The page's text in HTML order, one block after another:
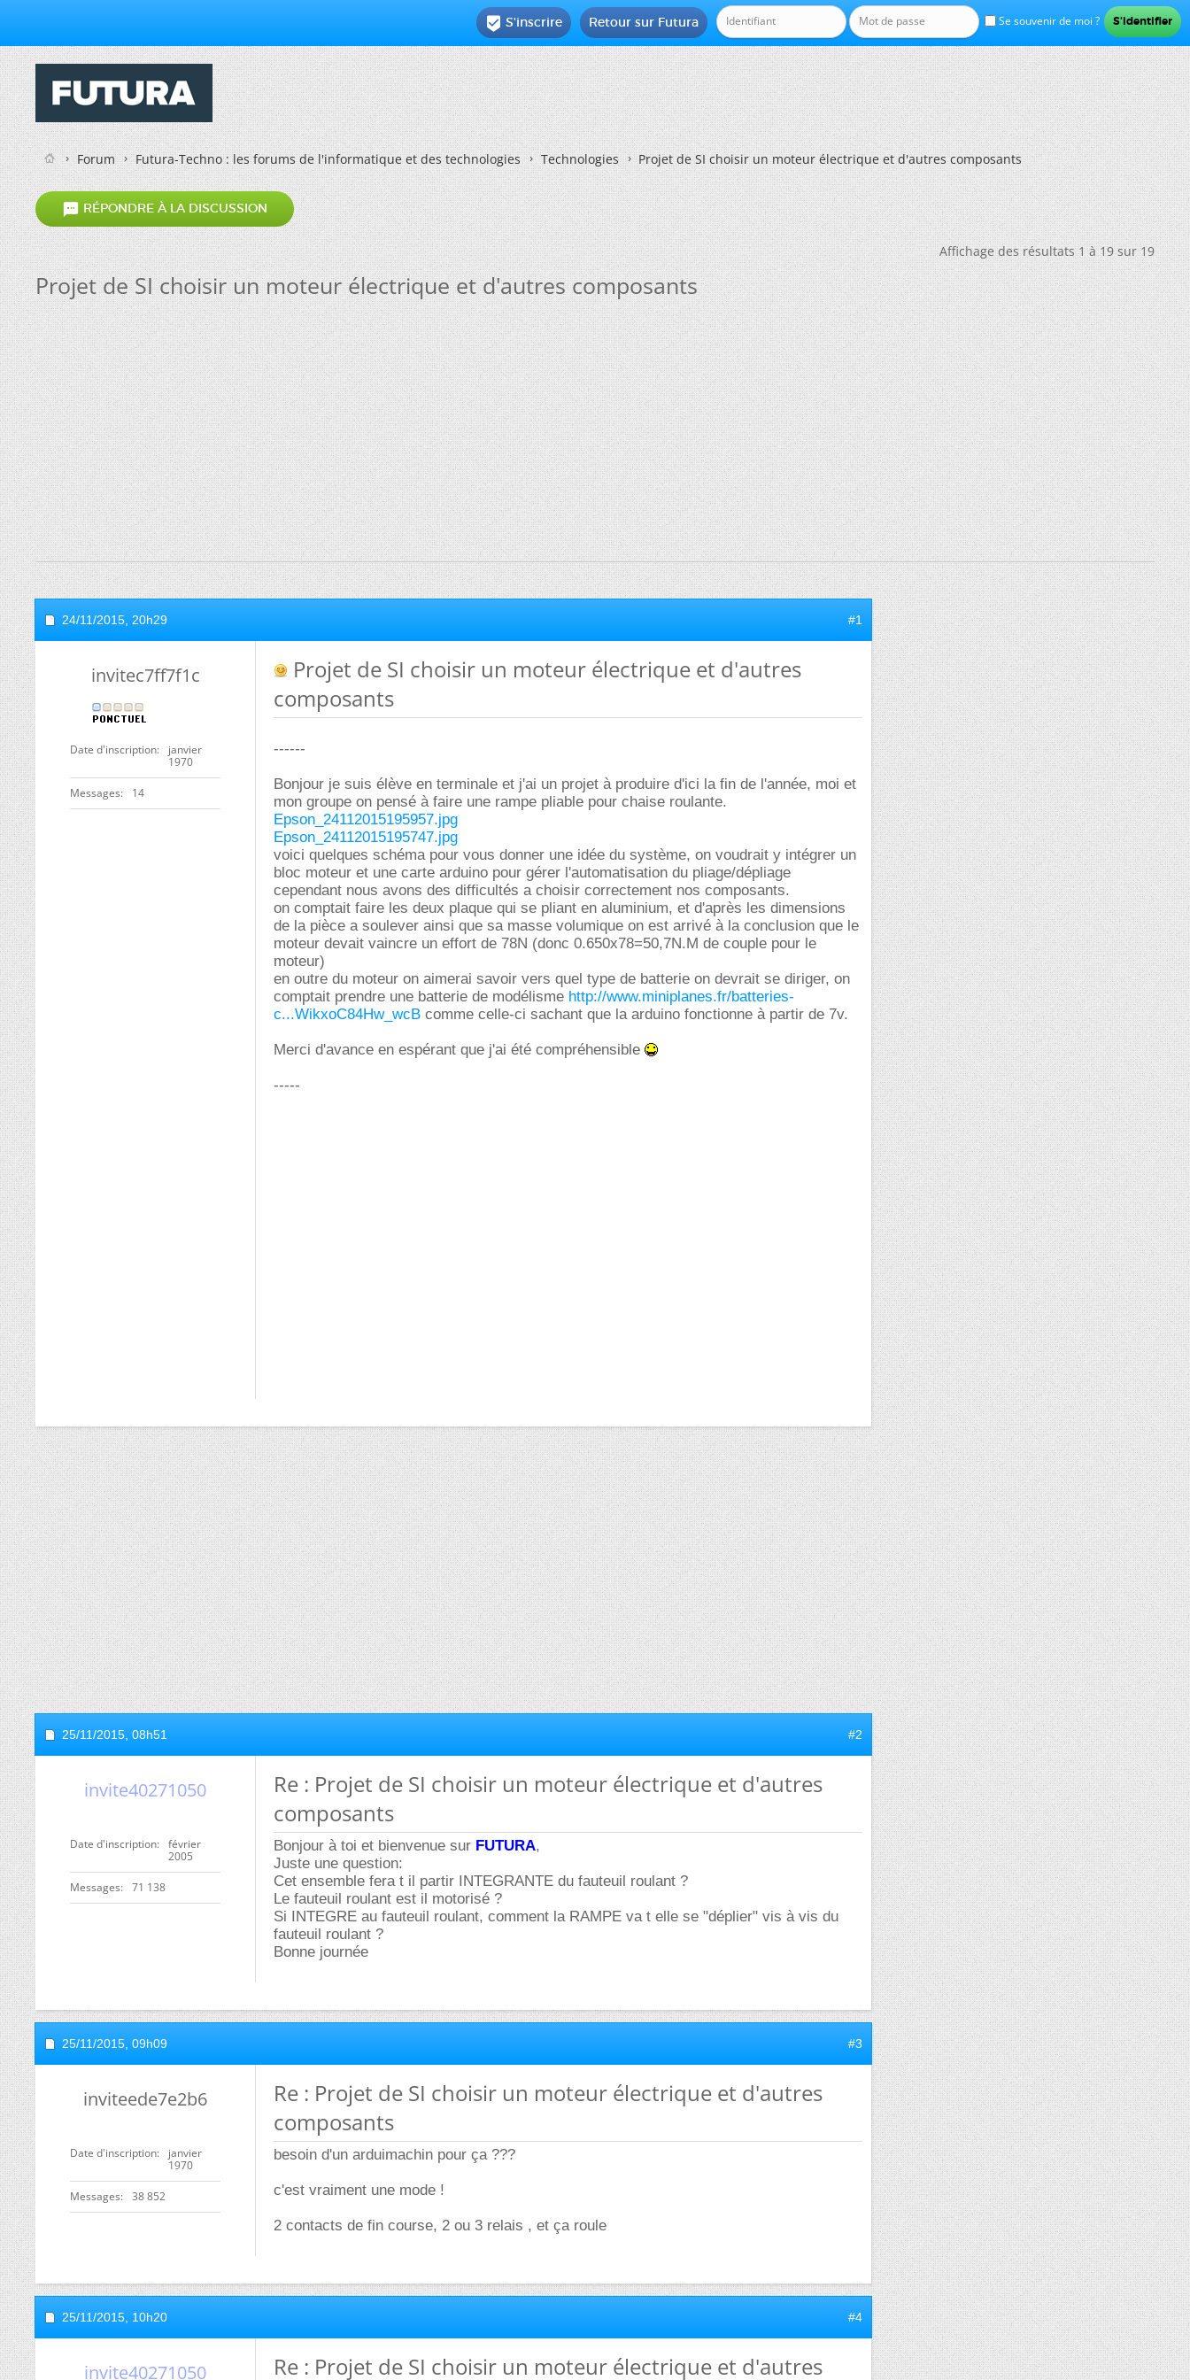
Se souvenir de moi ?
Retour sur Futura
 S'inscrire
Forum Futura-Techno : les forums de l'informatique et des technologies Technologies Projet de SI choisir un moteur électrique et d'autres composants
 RÉPONDRE À LA DISCUSSION
Affichage des résultats 1 à 19 sur 19
Projet de SI choisir un moteur électrique et d'autres composants
24/11/2015, 20h29 #1
invitec7ff7f1c
Date d'inscription
janvier
1970
Messages 14
Projet de SI choisir un moteur électrique et d'autres
composants
------
Bonjour je suis élève en terminale et j'ai un projet à produire d'ici la fin de l'année, moi et
mon groupe on pensé à faire une rampe pliable pour chaise roulante.
Epson_24112015195957.jpg
Epson_24112015195747.jpg
voici quelques schéma pour vous donner une idée du système, on voudrait y intégrer un
bloc moteur et une carte arduino pour gérer l'automatisation du pliage/dépliage
cependant nous avons des difficultés a choisir correctement nos composants.
on comptait faire les deux plaque qui se pliant en aluminium, et d'après les dimensions
de la pièce a soulever ainsi que sa masse volumique on est arrivé à la conclusion que le
moteur devait vaincre un effort de 78N (donc 0.650x78=50,7N.M de couple pour le
moteur)
en outre du moteur on aimerai savoir vers quel type de batterie on devrait se diriger, on
comptait prendre une batterie de modélisme http://www.miniplanes.fr/batteries-
c...WikxoC84Hw_wcB comme celle-ci sachant que la arduino fonctionne à partir de 7v.
Merci d'avance en espérant que j'ai été compréhensible
-----
25/11/2015, 08h51 #2
invite40271050
Date d'inscription
février
2005
Messages 71 138
Re : Projet de SI choisir un moteur électrique et d'autres
composants
Bonjour à toi et bienvenue sur FUTURA,
Juste une question:
Cet ensemble fera t il partir INTEGRANTE du fauteuil roulant ?
Le fauteuil roulant est il motorisé ?
Si INTEGRE au fauteuil roulant, comment la RAMPE va t elle se "déplier" vis à vis du
fauteuil roulant ?
Bonne journée
25/11/2015, 09h09 #3
inviteede7e2b6
Date d'inscription
janvier
1970
Messages 38 852
Re : Projet de SI choisir un moteur électrique et d'autres
composants
besoin d'un arduimachin pour ça ???
c'est vraiment une mode !
2 contacts de fin course, 2 ou 3 relais , et ça roule
25/11/2015, 10h20 #4
invite40271050 Re : Projet de SI choisir un moteur électrique et d'autres